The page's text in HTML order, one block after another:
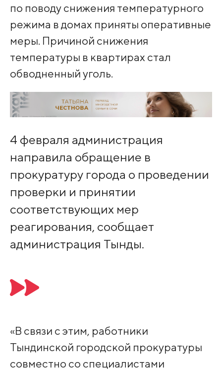
по поводу снижения температурного
режима в домах приняты оперативные
меры. Причиной снижения
температуры в квартирах стал
обводненный уголь.
‌4 февраля администрация
направила обращение в
прокуратуру города о проведении
проверки и принятии
соответствующих мер
реагирования, сообщает
администрация Тынды.
«В связи с этим, работники
Тындинской городской прокуратуры
совместно со специалистами